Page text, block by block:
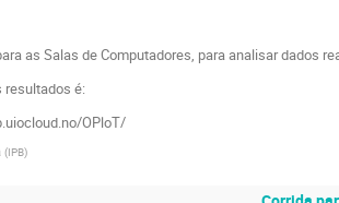
as Salas de Computadores, para analisar dados
resultados é:
OPloT/
(IPB)